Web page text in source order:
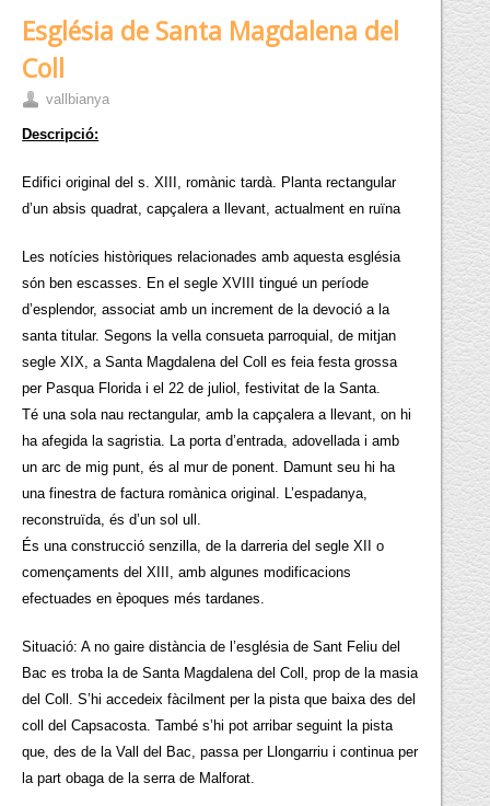
Església de Santa Magdalena del
Coll
vallbianya
Descripció:
Edifici original del s. XIII, romànic tardà. Planta rectangular
d’un absis quadrat, capçalera a llevant, actualment en ruïna
Les notícies històriques relacionades amb aquesta església
són ben escasses. En el segle XVIII tingué un període
d’esplendor, associat amb un increment de la devoció a la
santa titular. Segons la vella consueta parroquial, de mitjan
segle XIX, a Santa Magdalena del Coll es feia festa grossa
per Pasqua Florida i el 22 de juliol, festivitat de la Santa.
Té una sola nau rectangular, amb la capçalera a llevant, on hi
ha afegida la sagristia. La porta d’entrada, adovellada i amb
un arc de mig punt, és al mur de ponent. Damunt seu hi ha
una finestra de factura romànica original. L’espadanya,
reconstruïda, és d’un sol ull.
És una construcció senzilla, de la darreria del segle XII o
començaments del XIII, amb algunes modificacions
efectuades en èpoques més tardanes.
Situació: A no gaire distància de l’església de Sant Feliu del
Bac es troba la de Santa Magdalena del Coll, prop de la masia
del Coll. S’hi accedeix fàcilment per la pista que baixa des del
coll del Capsacosta. També s’hi pot arribar seguint la pista
que, des de la Vall del Bac, passa per Llongarriu i continua per
la part obaga de la serra de Malforat.